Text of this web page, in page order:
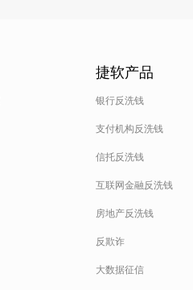
捷软产品
银行反洗钱
支付机构反洗钱
信托反洗钱
互联网金融反洗钱
房地产反洗钱
反欺诈
大数据征信